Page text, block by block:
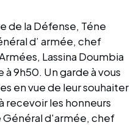
de la Défense, Téne
d’ armée, chef
Lassina Doumbia
9h50. Un garde à vous
en vue de leur souhaiter
recevoir les honneurs
Général d'armée, chef